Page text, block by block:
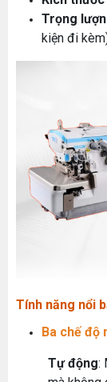
Trọng
kiện đi
Tính năng nổi
Ba chế độ
Tự động: